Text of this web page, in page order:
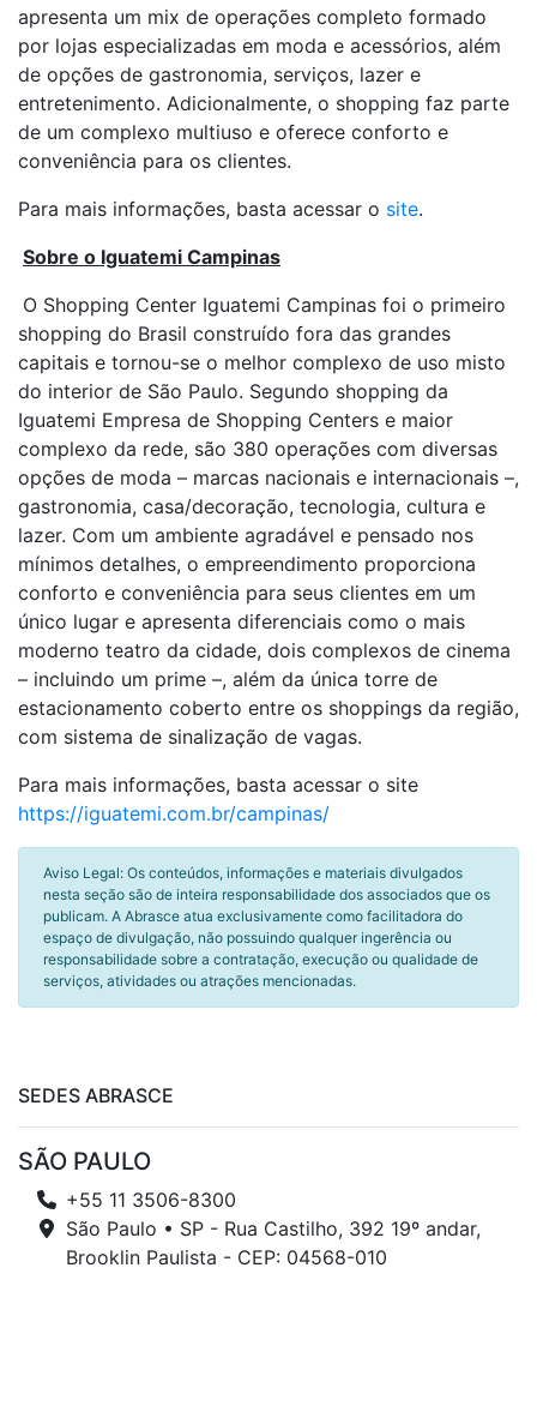
apresenta um mix de operações completo formado
por lojas especializadas em moda e acessórios, além
de opções de gastronomia, serviços, lazer e
entretenimento. Adicionalmente, o shopping faz parte
de um complexo multiuso e oferece conforto e
conveniência para os clientes.
Para mais informações, basta acessar o site.
Sobre o Iguatemi Campinas
O Shopping Center Iguatemi Campinas foi o primeiro
shopping do Brasil construído fora das grandes
capitais e tornou-se o melhor complexo de uso misto
do interior de São Paulo. Segundo shopping da
Iguatemi Empresa de Shopping Centers e maior
complexo da rede, são 380 operações com diversas
opções de moda – marcas nacionais e internacionais –,
gastronomia, casa/decoração, tecnologia, cultura e
lazer. Com um ambiente agradável e pensado nos
mínimos detalhes, o empreendimento proporciona
conforto e conveniência para seus clientes em um
único lugar e apresenta diferenciais como o mais
moderno teatro da cidade, dois complexos de cinema
– incluindo um prime –, além da única torre de
estacionamento coberto entre os shoppings da região,
com sistema de sinalização de vagas.
Para mais informações, basta acessar o site
https://iguatemi.com.br/campinas/
Aviso Legal: Os conteúdos, informações e materiais divulgados
nesta seção são de inteira responsabilidade dos associados que os
publicam. A Abrasce atua exclusivamente como facilitadora do
espaço de divulgação, não possuindo qualquer ingerência ou
responsabilidade sobre a contratação, execução ou qualidade de
serviços, atividades ou atrações mencionadas.
SEDES ABRASCE
SÃO PAULO
+55 11 3506-8300
São Paulo • SP - Rua Castilho, 392 19º andar,
Brooklin Paulista - CEP: 04568-010